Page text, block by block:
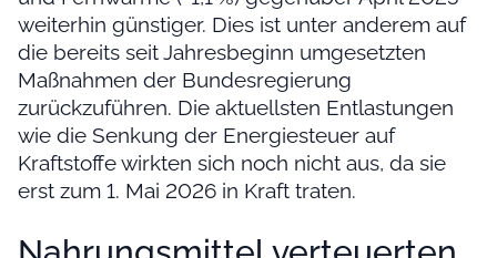
weiterhin günstiger. Dies ist unter anderem auf
die bereits seit Jahresbeginn umgesetzten
Maßnahmen der Bundesregierung
zurückzuführen. Die aktuellsten Entlastungen
wie die Senkung der Energiesteuer auf
Kraftstoffe wirkten sich noch nicht aus, da sie
erst zum 1. Mai 2026 in Kraft traten.